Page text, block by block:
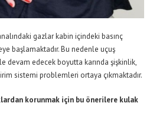
gazlar kabin içindeki basınç
başlamaktadır. Bu nedenle uçuş
devam edecek boyutta karında şişkinlik,
sistemi problemleri ortaya çıkmaktadır.
korunmak için bu önerilere kulak